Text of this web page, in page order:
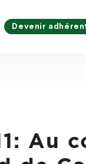
Devenir
Au